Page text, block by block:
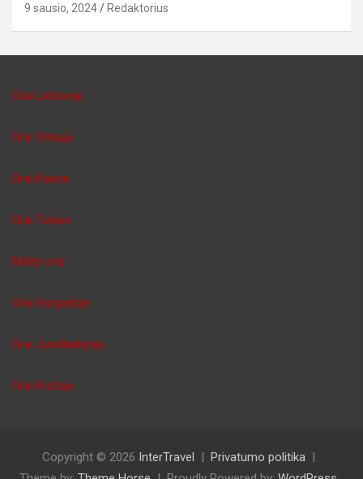
9 sausio, 2024 Redaktorius
Orai Lietuvoje
Orai Vilniuje
Orai Kaune
Orai Tunise
Malta orai
Orai Hurgadoje
Orai Juodkalnijoje
Orai Kretoje
Copyright © 2026 InterTravel
Privatumo politika